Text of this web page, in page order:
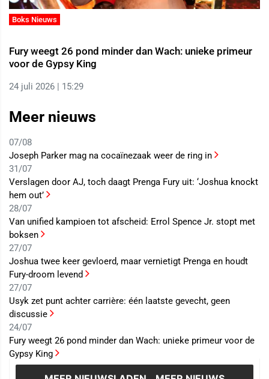
Boks Nieuws
Fury weegt 26 pond minder dan Wach: unieke primeur
voor de Gypsy King
24 juli 2026 | 15:29
Meer nieuws
07/08
Joseph Parker mag na cocaïnezaak weer de ring in
31/07
Verslagen door AJ, toch daagt Prenga Fury uit: ‘Joshua knockt
hem out’
28/07
Van unified kampioen tot afscheid: Errol Spence Jr. stopt met
boksen
27/07
Joshua twee keer gevloerd, maar vernietigt Prenga en houdt
Fury-droom levend
27/07
Usyk zet punt achter carrière: één laatste gevecht, geen
discussie
24/07
Fury weegt 26 pond minder dan Wach: unieke primeur voor de
Gypsy King